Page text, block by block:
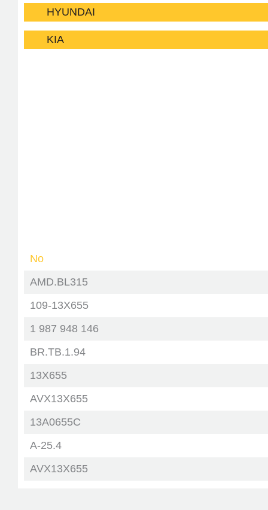
HYUNDAI
KIA
No
AMD.BL315
109-13X655
1 987 948 146
BR.TB.1.94
13X655
AVX13X655
13A0655C
A-25.4
AVX13X655